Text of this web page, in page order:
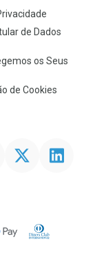
de Dados
os Seus
de Cookies
Twitter Linkedin
Pay
Diners Club